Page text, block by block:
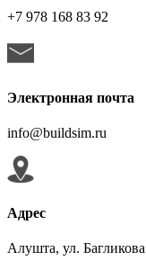
+7 978 168 83 92
Электронная почта
info@buildsim.ru
Адрес
Алушта, ул. Багликова